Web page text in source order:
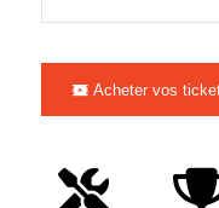
Acheter vos